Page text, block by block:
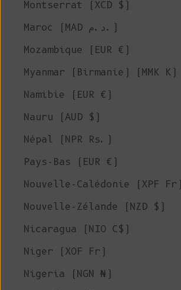
Montserrat (XCD $)
Maroc (MAD د.م.)
Mozambique (EUR €)
Myanmar (Birmanie) (MMK K)
Namibie (EUR €)
Nauru (AUD $)
Népal (NPR Rs.)
Pays-Bas (EUR €)
Nouvelle-Calédonie (XPF Fr)
Nouvelle-Zélande (NZD $)
Nicaragua (NIO C$)
Niger (XOF Fr)
Nigeria (NGN ₦)